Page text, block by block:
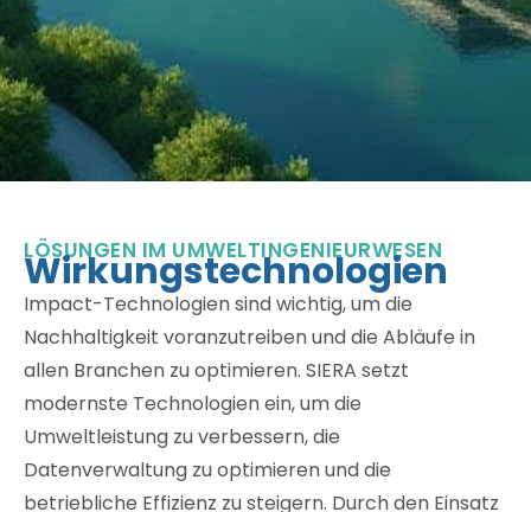
LÖSUNGEN IM UMWELTINGENIEURWESEN
Wirkungstechnologien
Impact-Technologien sind wichtig, um die
Nachhaltigkeit voranzutreiben und die Abläufe in
allen Branchen zu optimieren. SIERA setzt
modernste Technologien ein, um die
Umweltleistung zu verbessern, die
Datenverwaltung zu optimieren und die
betriebliche Effizienz zu steigern. Durch den Einsatz